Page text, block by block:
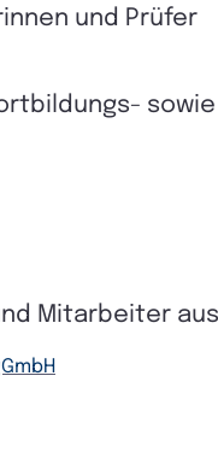
und Prüfer
Mitarbeiter aus